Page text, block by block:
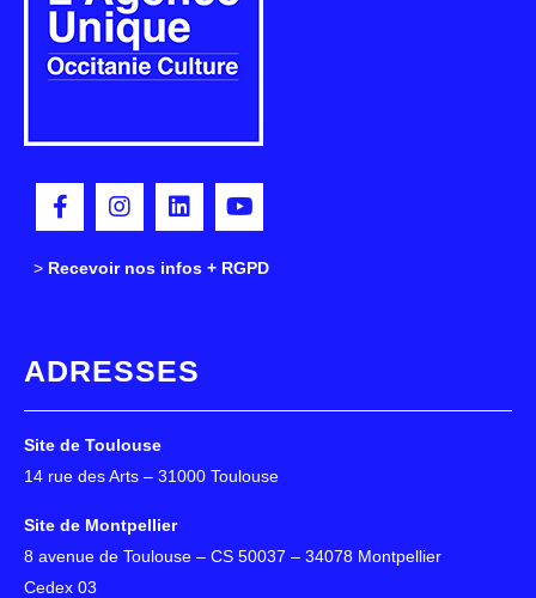
> Recevoir nos infos + RGPD
ADRESSES
Site de Toulouse
14 rue des Arts – 31000 Toulouse
Site de Montpellier
8 avenue de Toulouse – CS 50037 – 34078 Montpellier
Cedex 03